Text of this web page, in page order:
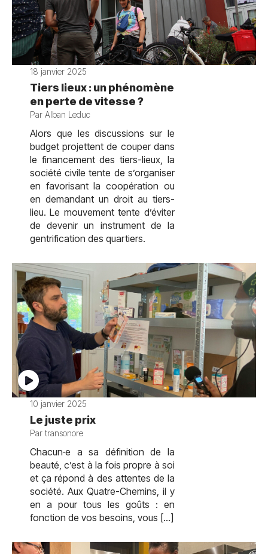
18 janvier 2025
Tiers lieux : un phénomène
en perte de vitesse ?
Par Alban Leduc
Alors que les discussions sur le
budget projettent de couper dans
le financement des tiers-lieux, la
société civile tente de s’organiser
en favorisant la coopération ou
en demandant un droit au tiers-
lieu. Le mouvement tente d’éviter
de devenir un instrument de la
gentrification des quartiers.
10 janvier 2025
Le juste prix
Par transonore
Chacun·e a sa définition de la
beauté, c’est à la fois propre à soi
et ça répond à des attentes de la
société. Aux Quatre-Chemins, il y
en a pour tous les goûts : en
fonction de vos besoins, vous […]